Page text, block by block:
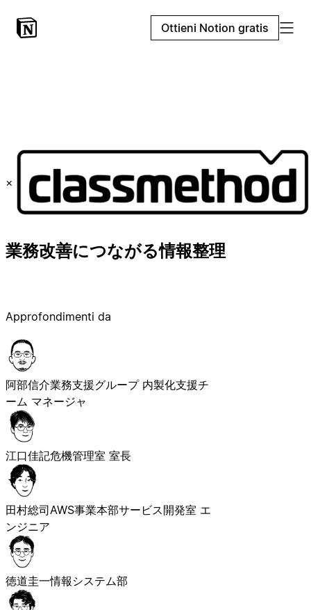
Ottieni Notion gratis
×
業務改善につながる情報整理
Approfondimenti da
阿部信介業務支援グループ 内製化支援チ
ーム マネージャ
江口佳記危機管理室 室長
田村総司AWS事業本部サービス開発室 エ
ンジニア
徳道圭一情報システム部